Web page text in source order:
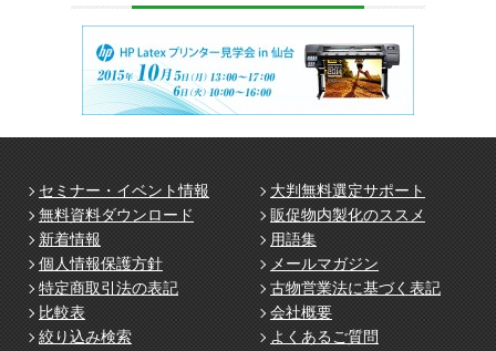
セミナー・イベント情報
大判無料選定サポート
無料資料ダウンロード
販促物内製化のススメ
新着情報
用語集
個人情報保護方針
メールマガジン
特定商取引法の表記
古物営業法に基づく表記
比較表
会社概要
絞り込み検索
よくあるご質問